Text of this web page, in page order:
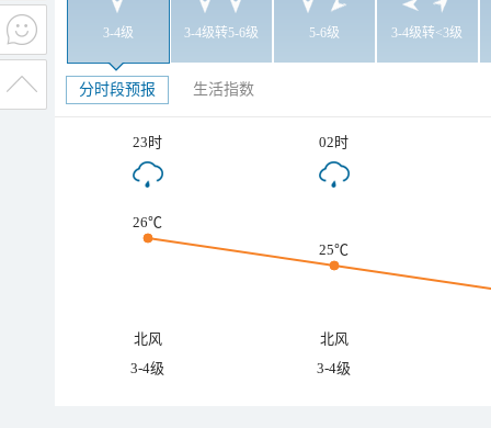
3-4级 3-4级转5-6级 5-6级 3-4级转<3级
分时段预报 生活指数
23时 02时
26℃
25℃
北风
北风
3-4级
3-4级